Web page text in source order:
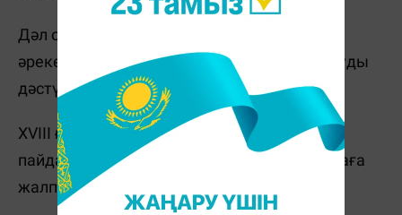
Дәл осы оқиғадан бастап адамдар осы
әрекетімен жыл сайын мерекені қарсы алуды
дәстүрге айналдырған.
XVIII ғасырдың басында балауыз шамның
пайда болуымен шыршаның жалпы Еуропаға
жалпыласуы тіпті де кеңінен таралған.